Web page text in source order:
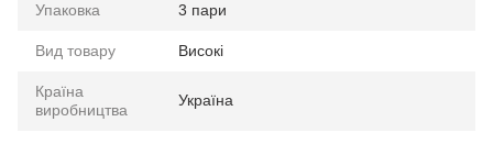
Упаковка 3 пари
Вид товару Високі
Країна
виробництва
Україна